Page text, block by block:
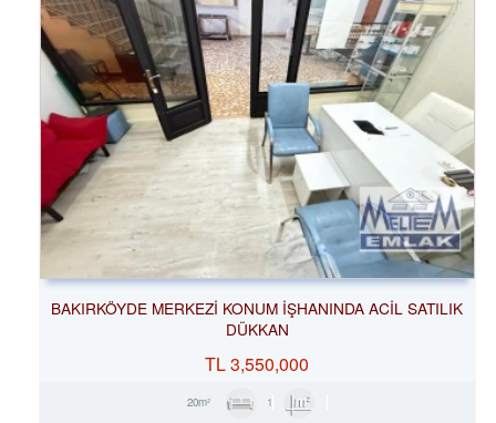
BAKIRKÖYDE MERKEZİ KONUM İŞHANINDA ACİL SATILIK
DÜKKAN
TL3,550,000
1